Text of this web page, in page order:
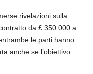
rivelazioni sulla
da £ 350.000 a
le parti hanno
anche se l’obiettivo